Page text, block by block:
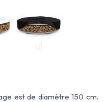
est de diamètre 150 cm.